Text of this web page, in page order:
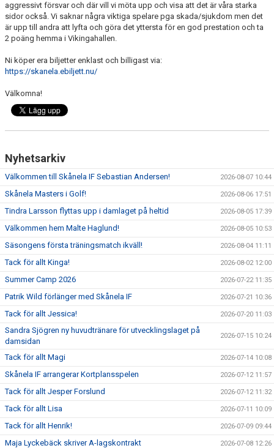
LÄNKAR
KORTPLANSSPELEN
aggressivt försvar och där vill vi möta upp och visa att det är våra starka
sidor också. Vi saknar några viktiga spelare pga skada/sjukdom men det
är upp till andra att lyfta och göra det yttersta för en god prestation och ta
2 poäng hemma i Vikingahallen.
Ni köper era biljetter enklast och billigast via:
https://skanela.ebiljett.nu/
Välkomna!
Nyhetsarkiv
Välkommen till Skånela IF Sebastian Andersen! 2026-08-07 10:44
Skånela Masters i Golf! 2026-08-06 17:51
Tindra Larsson flyttas upp i damlaget på heltid 2026-08-05 17:39
Välkommen hem Malte Haglund! 2026-08-05 10:53
Säsongens första träningsmatch ikväll! 2026-08-04 11:11
Tack för allt Kinga! 2026-08-02 12:00
Summer Camp 2026 2026-07-22 11:35
Patrik Wild förlänger med Skånela IF 2026-07-21 10:36
Tack för allt Jessica! 2026-07-20 11:03
Sandra Sjögren ny huvudtränare för utvecklingslaget på
damsidan
2026-07-15 10:24
Tack för allt Magi 2026-07-14 10:08
Skånela IF arrangerar Kortplansspelen 2026-07-12 11:57
Tack för allt Jesper Forslund 2026-07-12 11:32
Tack för allt Lisa 2026-07-11 10:09
Tack för allt Henrik! 2026-07-09 09:44
Maja Lyckebäck skriver A-lagskontrakt 2026-07-08 12:26